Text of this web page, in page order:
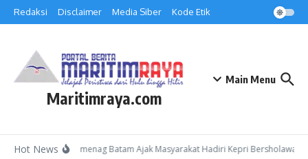
Lewati ke konten
Redaksi Disclaimer Media Siber Kode Etik
Maritimraya.com
Main Menu
Hot NewsKepala Kemenag Batam Ajak Masyarakat Hadiri Kepri Bersholawat 3